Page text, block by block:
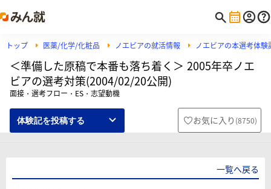
トップ 医薬/化学/化粧品 ノエビアの就活情報 ノエビアの本選考体験
＜準備した原稿で本番も落ち着く＞ 2005年卒ノエ
ビアの選考対策(2004/02/20公開)
面接・選考フロー・ES・志望動機
体験記を投稿する お気に入り (8750)
一覧へ戻る